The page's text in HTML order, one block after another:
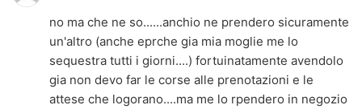
no ma che ne so......anchio ne prendero sicuramente
un'altro (anche eprche gia mia moglie me lo
sequestra tutti i giorni....) fortuinatamente avendolo
gia non devo far le corse alle prenotazioni e le
attese che logorano....ma me lo rpendero in negozio